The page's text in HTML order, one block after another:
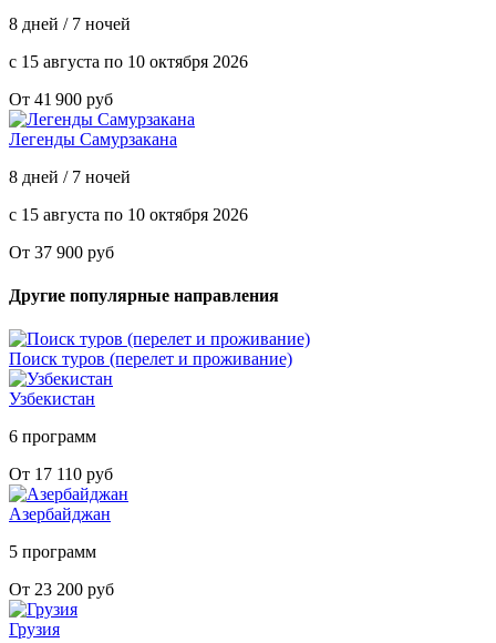
8 дней / 7 ночей
с 15 августа по 10 октября 2026
От 41 900 руб
Легенды Самурзакана
8 дней / 7 ночей
с 15 августа по 10 октября 2026
От 37 900 руб
Другие популярные направления
Поиск туров (перелет и проживание)
Узбекистан
6 программ
От 17 110 руб
Азербайджан
5 программ
От 23 200 руб
Грузия